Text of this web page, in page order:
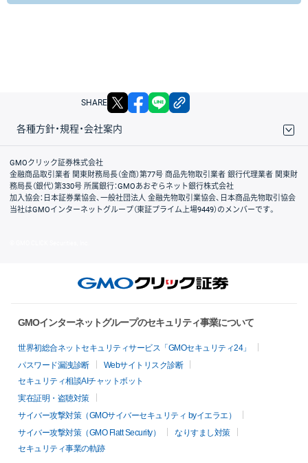
SHARE X facebook
各種方針・規程・会社案内
取引規程・約款
サイトマップ
その他のご案内
個人情報保護方針
最良執行方針
サイトのご利用について
ディスクレイマー
信託保全
リスク説明
会社案内
GMOクリック証券株式会社
金融商品取引業者 関東財務局長（金商）第77号 商品先物取引業者 銀行代理業者 関東財
務局長（銀代）第330号 所属銀行：GMOあおぞらネット銀行株式会社
加入協会：日本証券業協会、一般社団法人 金融先物取引業協会、日本商品先物取引協会
当社はGMOインターネットグループ（東証プライム上場9449）のメンバーです。
GMOインターネットグループのセキュリティ事業について
世界初総合ネットセキュリティサービス「GMOセキュリティ24」
パスワード漏洩診断
Webサイトリスク診断
セキュリティ相談AIチャットボット
実在証明・盗聴対策
サイバー攻撃対策（GMOサイバーセキュリティ byイエラエ）
サイバー攻撃対策（GMO Flatt Security）
なりすまし対策
セキュリティ事業の軌跡